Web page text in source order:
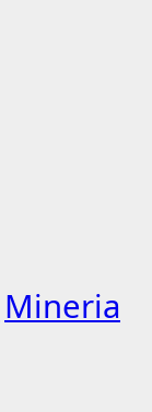
Mineria